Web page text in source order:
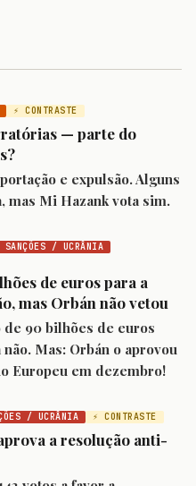
⚡ CONTRASTE
— parte do
e expulsão. Alguns
mas Mi Hazank vota sim.
/ UCRÂNIA
de euros para a
mas Orbán não vetou
de 90 bilhões de euros
Mas: Orbán o aprovou
Europeu em dezembro!
/ UCRÂNIA ⚡ CONTRASTE
a resolução anti-